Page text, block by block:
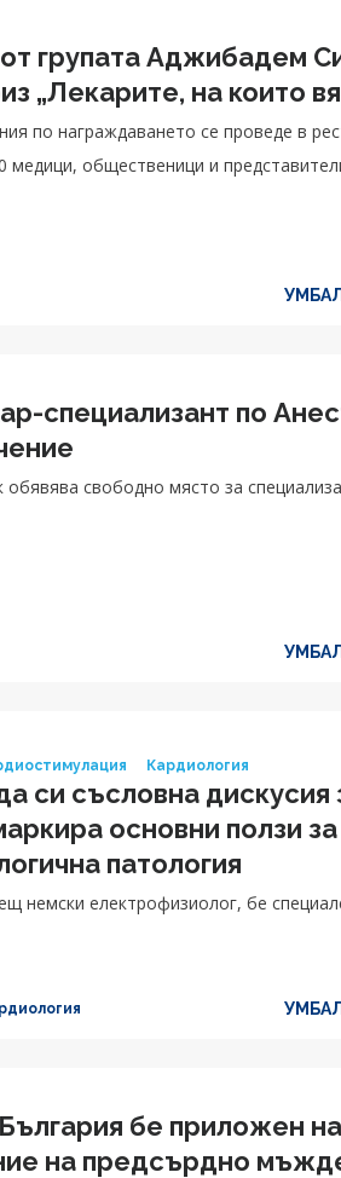
групата Аджибадем
„Лекарите, на които
по награждаването се проведе в
медици, общественици и
специализант по
свободно място за
Кардиология
си съсловна дискусия
основни ползи
патология
немски електрофизиолог, бе
бе приложен
на предсърдно